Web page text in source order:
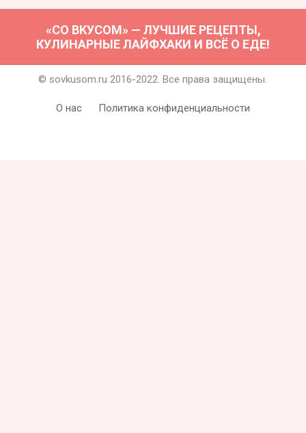
«СО ВКУСОМ» — ЛУЧШИЕ РЕЦЕПТЫ,
КУЛИНАРНЫЕ ЛАЙФХАКИ И ВСЁ О ЕДЕ!
© sovkusom.ru 2016-2022. Все права защищены.
О нас Политика конфиденциальности